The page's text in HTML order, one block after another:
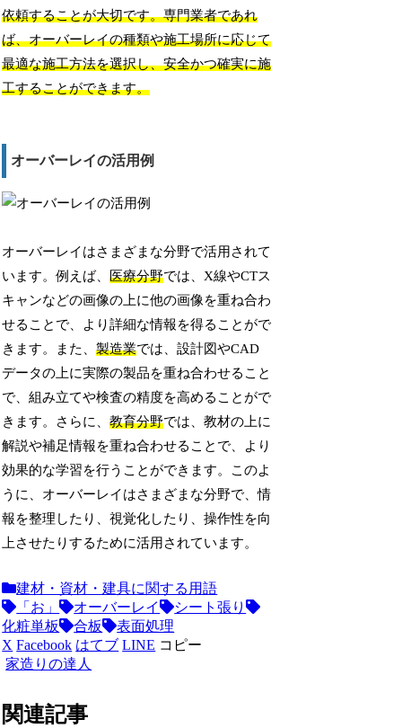
依頼することが大切です。専門業者であれ
ば、オーバーレイの種類や施工場所に応じて
最適な施工方法を選択し、安全かつ確実に施
工することができます。
オーバーレイの活用例
オーバーレイはさまざまな分野で活用されて
います。例えば、医療分野では、X線やCTス
キャンなどの画像の上に他の画像を重ね合わ
せることで、より詳細な情報を得ることがで
きます。また、製造業では、設計図やCAD
データの上に実際の製品を重ね合わせること
で、組み立てや検査の精度を高めることがで
きます。さらに、教育分野では、教材の上に
解説や補足情報を重ね合わせることで、より
効果的な学習を行うことができます。このよ
うに、オーバーレイはさまざまな分野で、情
報を整理したり、視覚化したり、操作性を向
上させたりするために活用されています。
建材・資材・建具に関する用語
「お」
オーバーレイ
シート張り
化粧単板
合板
表面処理
X Facebook はてブ LINE コピー
家造りの達人
関連記事